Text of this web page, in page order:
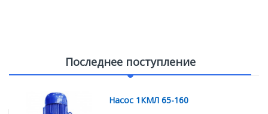
Последнее поступление
Насос 1КМЛ 65-160